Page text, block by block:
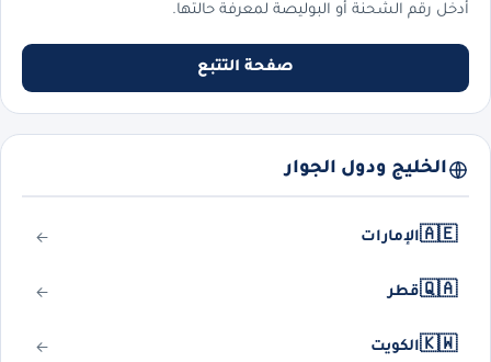
أدخل رقم الشحنة أو البوليصة لمعرفة حالتها.
صفحة التتبع
الخليج ودول الجوار
🇦🇪الإمارات
🇶🇦قطر
🇰🇼الكويت